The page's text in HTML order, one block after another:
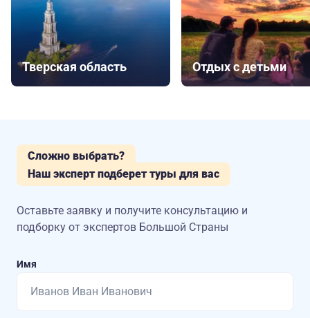
Тверская область Отдых с детьми
Сложно выбрать?
Наш эксперт подберет туры для вас
Оставьте заявку и получите консультацию и
подборку от экспертов Большой Страны
Имя